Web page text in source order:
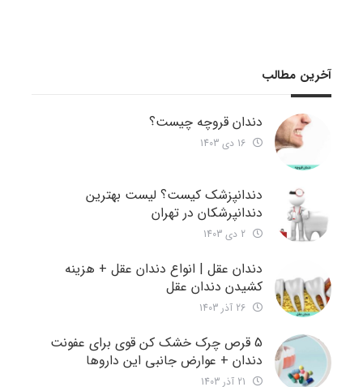
آخرین مطالب
دندان قروچه چیست؟
دندانپزشک کیست؟ لیست بهترین
دندانپرشکان در تهران
دندان عقل | انواع دندان عقل + هزینه
کشیدن دندان عقل
5 قرص چرک خشک کن قوی برای عفونت
دندان + عوارض جانبی این داروها